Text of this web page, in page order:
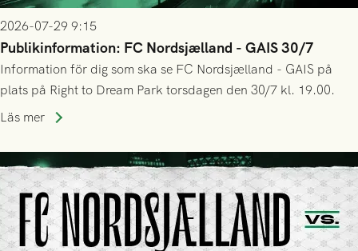
2026-07-29 9:15
Publikinformation: FC Nordsjælland - GAIS 30/7
Information för dig som ska se FC Nordsjælland - GAIS på
plats på Right to Dream Park torsdagen den 30/7 kl. 19.00.
Läs mer